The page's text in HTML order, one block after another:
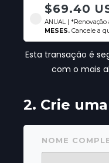
$69.40
ANUAL |
MESES. Cancele a
Esta transação é
com o mais
2. Crie
NOME